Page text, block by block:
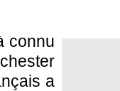
connu
a